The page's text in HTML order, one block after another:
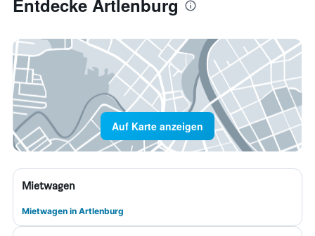
Entdecke Artlenburg
Auf Karte anzeigen
Mietwagen
Mietwagen in Artlenburg